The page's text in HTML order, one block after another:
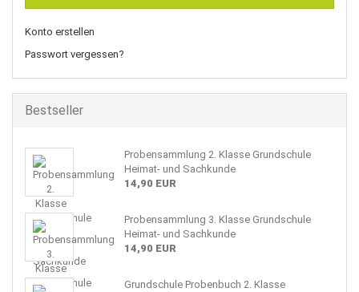
Konto erstellen
Passwort vergessen?
Bestseller
Probensammlung 2. Klasse Grundschule
Heimat- und Sachkunde
14,90 EUR
Probensammlung 3. Klasse Grundschule
Heimat- und Sachkunde
14,90 EUR
Grundschule Probenbuch 2. Klasse